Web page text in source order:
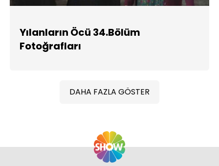
Yılanların Öcü 34.Bölüm
Fotoğrafları
DAHA FAZLA GÖSTER